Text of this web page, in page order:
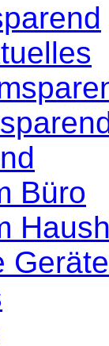
Büro
Geräte